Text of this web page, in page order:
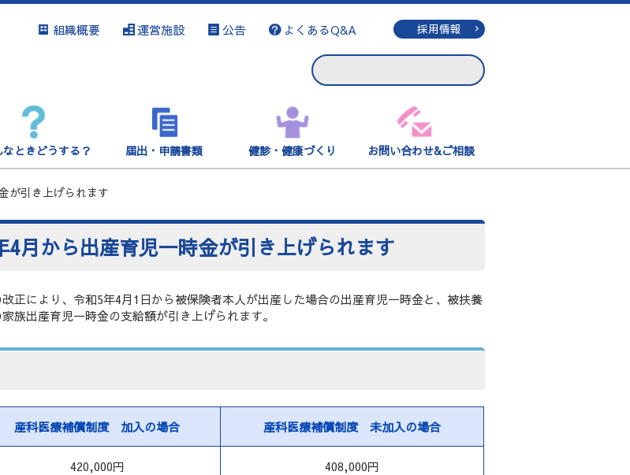
組織概要 運営施設 公告 よくあるQ&A 採用情報
なときどうする？ 届出・申請書類 健診・健康づくり お問い合わせ&ご相談
が引き上げられます
4月から出産育児一時金が引き上げられます
正により、令和5年4月1日から被保険者本人が出産した場合の出産育児一時金と、被扶養
族出産育児一時金の支給額が引き上げられます。
産科医療補償制度 加入の場合 産科医療補償制度未加入の場合
420,000円 408,000円